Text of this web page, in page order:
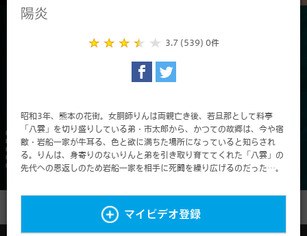
陽炎
3.7 (539) 0件
昭和3年、熊本の花街。女胴師りんは両親亡き後、若旦那として料亭
「八雲」を切り盛りしている弟・市太郎から、かつての故郷は、今や宿
敵・岩船一家が牛耳る、色と欲に満ちた場所になっていると知らされ
る。りんは、身寄りのないりんと弟を引き取り育ててくれた「八雲」の
先代への恩返しのため岩船一家を相手に死闘を繰り広げるのだった…。
マイビデオ登録